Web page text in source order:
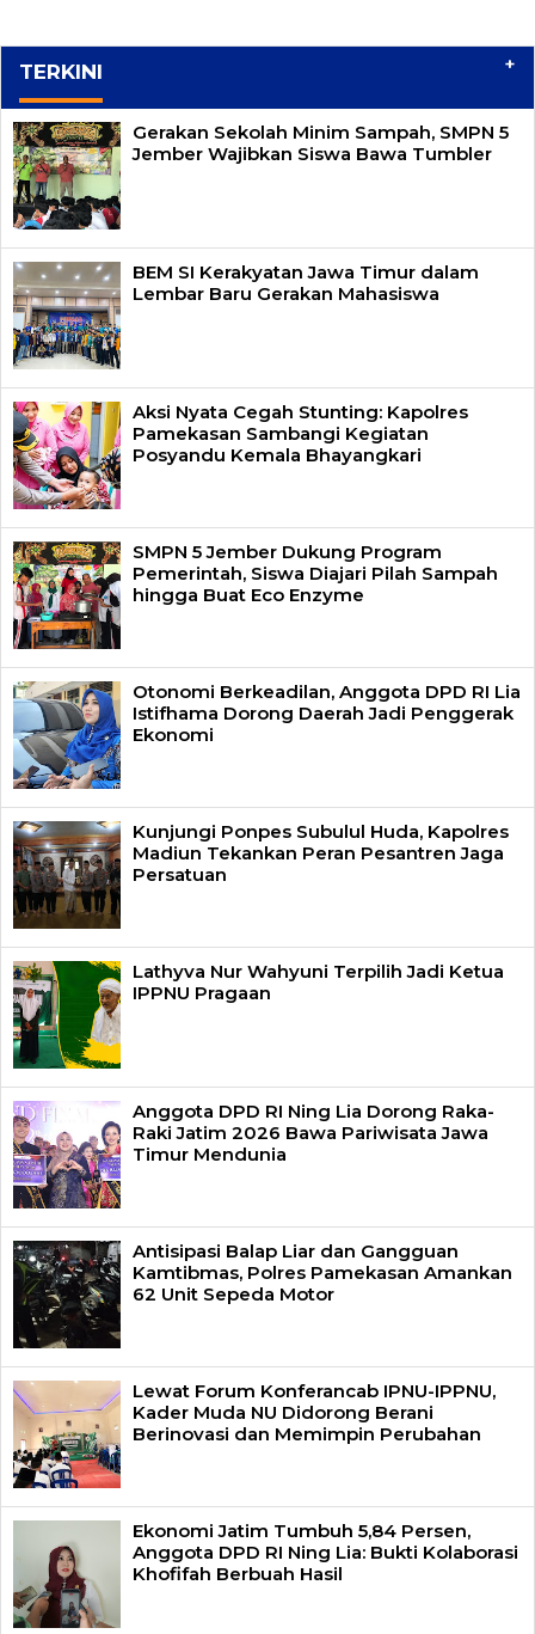
TERKINI +
Gerakan Sekolah Minim Sampah, SMPN 5
Jember Wajibkan Siswa Bawa Tumbler
BEM SI Kerakyatan Jawa Timur dalam
Lembar Baru Gerakan Mahasiswa
Aksi Nyata Cegah Stunting: Kapolres
Pamekasan Sambangi Kegiatan
Posyandu Kemala Bhayangkari
SMPN 5 Jember Dukung Program
Pemerintah, Siswa Diajari Pilah Sampah
hingga Buat Eco Enzyme
Otonomi Berkeadilan, Anggota DPD RI Lia
Istifhama Dorong Daerah Jadi Penggerak
Ekonomi
Kunjungi Ponpes Subulul Huda, Kapolres
Madiun Tekankan Peran Pesantren Jaga
Persatuan
Lathyva Nur Wahyuni Terpilih Jadi Ketua
IPPNU Pragaan
Anggota DPD RI Ning Lia Dorong Raka-
Raki Jatim 2026 Bawa Pariwisata Jawa
Timur Mendunia
Antisipasi Balap Liar dan Gangguan
Kamtibmas, Polres Pamekasan Amankan
62 Unit Sepeda Motor
Lewat Forum Konferancab IPNU-IPPNU,
Kader Muda NU Didorong Berani
Berinovasi dan Memimpin Perubahan
Ekonomi Jatim Tumbuh 5,84 Persen,
Anggota DPD RI Ning Lia: Bukti Kolaborasi
Khofifah Berbuah Hasil